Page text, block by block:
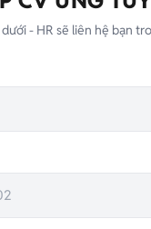
- HR sẽ liên hệ bạn